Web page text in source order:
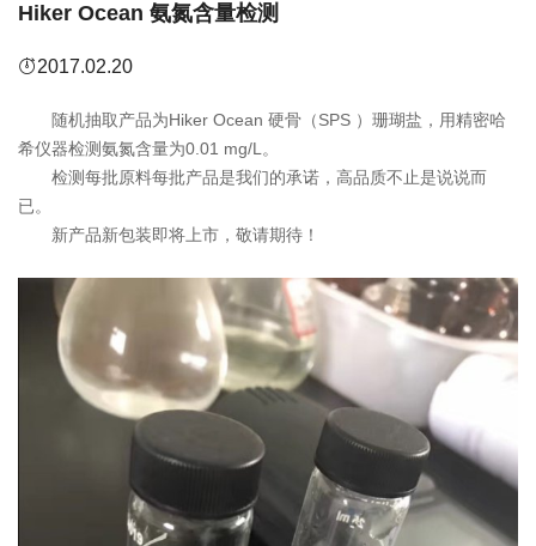
Hiker Ocean 氨氮含量检测
2017.02.20
随机抽取产品为Hiker Ocean 硬骨（SPS ）珊瑚盐，用精密哈
希仪器检测氨氮含量为0.01 mg/L。
检测每批原料每批产品是我们的承诺，高品质不止是说说而
已。
新产品新包装即将上市，敬请期待！